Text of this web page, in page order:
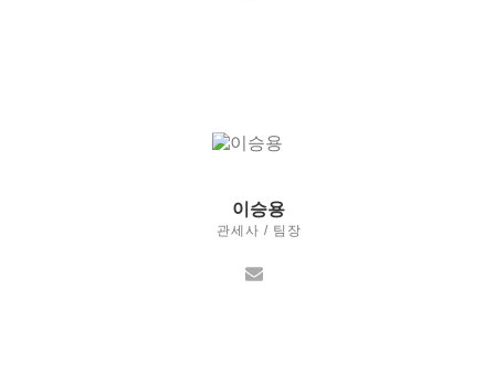
이승용
관세사 / 팀장